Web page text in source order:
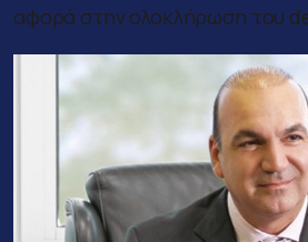
αφορά στην ολοκλήρωση του